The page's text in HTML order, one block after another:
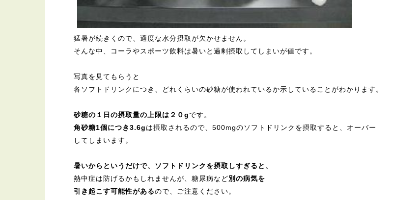
猛暑が続きくので、適度な水分摂取が欠かせません。
そんな中、コーラやスポーツ飲料は暑いと過剰摂取してしまいが値です。
写真を見てもらうと
各ソフトドリンクにつき、どれくらいの砂糖が使われているか示していることがわかります。
砂糖の１日の摂取量の上限は２０gです。
角砂糖1個につき3.6gは摂取されるので、500mgのソフトドリンクを摂取すると、オーバー
してしまいます。
暑いからというだけで、ソフトドリンクを摂取しすぎると、
熱中症は防げるかもしれませんが、糖尿病など別の病気を
引き起こす可能性があるので、ご注意ください。